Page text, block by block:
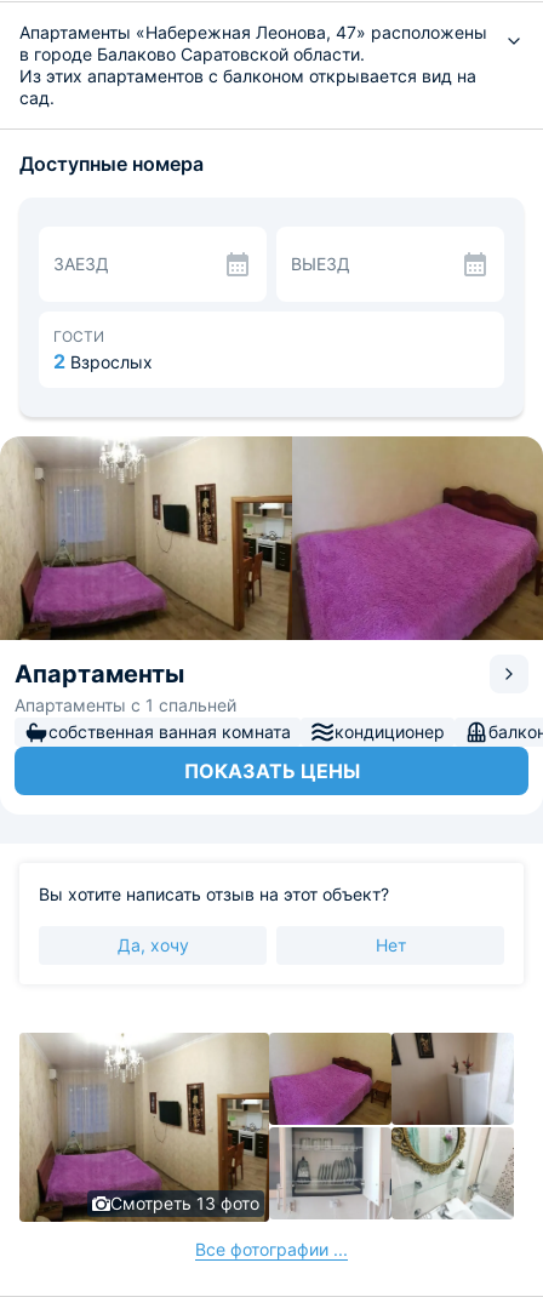
Апартаменты «Набережная Леонова, 47» расположены
в городе Балаково Саратовской области.
Из этих апартаментов с балконом открывается вид на
сад.
с плоским экраном.
Доступные номера
ЗАЕЗД ВЫЕЗД
ГОСТИ
2 Взрослых
Апартаменты
Апартаменты с 1 спальней
собственная ванная комната
кондиционер
ПОКАЗАТЬ ЦЕНЫ
Вы хотите написать отзыв на этот объект?
Да, хочу Нет
Смотреть 13 фото
Все фотографии ...